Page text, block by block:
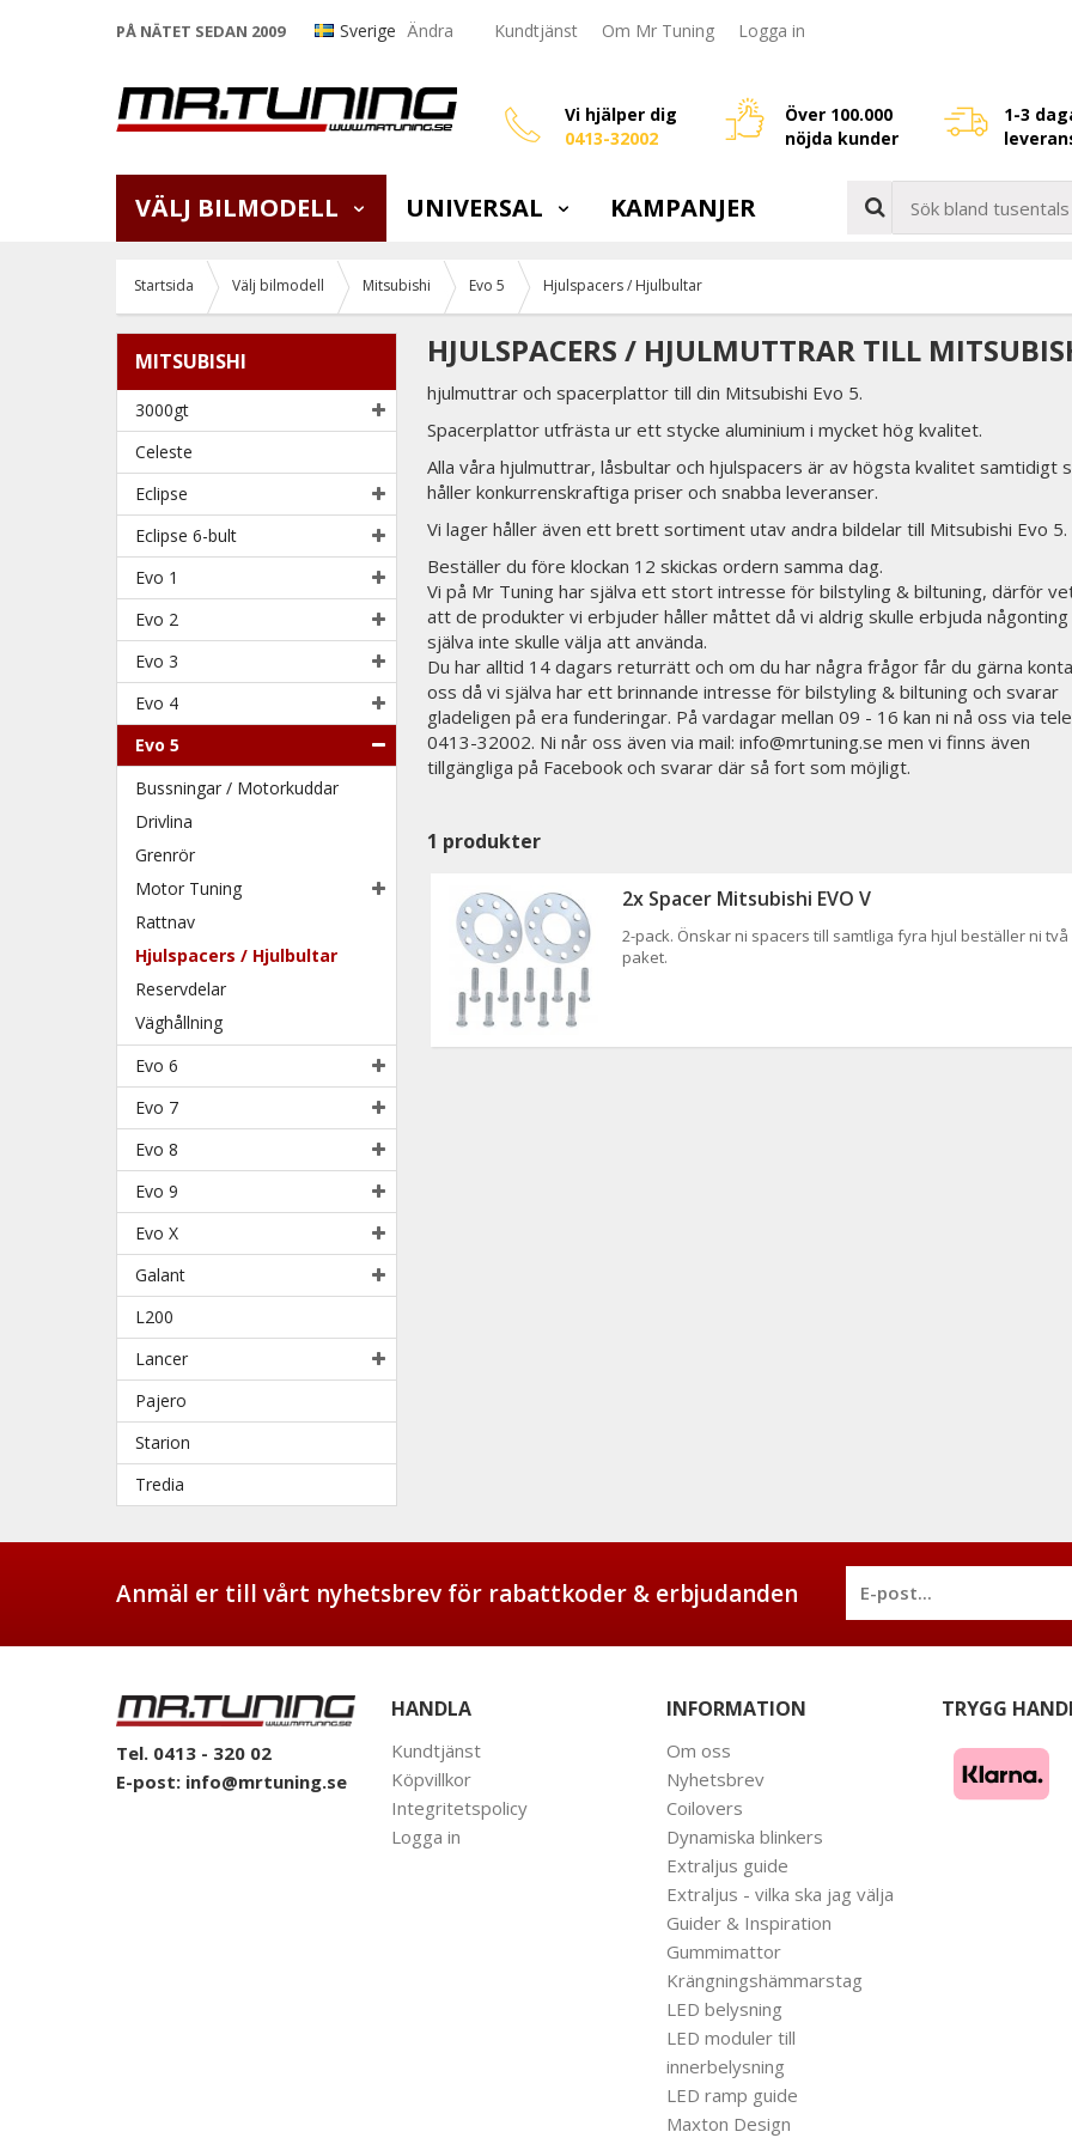
PÅ NÄTET SEDAN 2009 Sverige Ändra Kundtjänst Om Mr Tuning Logga in
Vi hjälper dig
0413-32002
Över 100.000
nöjda kunder
1-3
VÄLJ BILMODELL UNIVERSAL KAMPANJER
Startsida Välj bilmodell Mitsubishi Evo 5 Hjulspacers / Hjulbultar
MITSUBISHI
3000gt
Celeste
Eclipse
Eclipse 6-bult
Evo 1
Evo 2
Evo 3
Evo 4
Evo 5
Bussningar / Motorkuddar
Drivlina
Grenrör
Motor Tuning
Rattnav
Hjulspacers / Hjulbultar
Reservdelar
Väghållning
Evo 6
Evo 7
Evo 8
Evo 9
Evo X
Galant
L200
Lancer
Pajero
Starion
Tredia
HJULSPACERS / HJULMUTTRAR TILL
hjulmuttrar och spacerplattor till din Mitsubishi Evo 5.
Spacerplattor utfrästa ur ett stycke aluminium i mycket hög kvalitet.
Alla våra hjulmuttrar, låsbultar och hjulspacers är av högsta kvalitet samtidigt
håller konkurrenskraftiga priser och snabba leveranser.
Vi lager håller även ett brett sortiment utav andra bildelar till Mitsubishi Evo 5.
Beställer du före klockan 12 skickas ordern samma dag.
Vi på Mr Tuning har själva ett stort intresse för bilstyling & biltuning, därför
att de produkter vi erbjuder håller måttet då vi aldrig skulle erbjuda någonting
själva inte skulle välja att använda.
Du har alltid 14 dagars returrätt och om du har några frågor får du gärna
oss då vi själva har ett brinnande intresse för bilstyling & biltuning och svarar
gladeligen på era funderingar. På vardagar mellan 09 - 16 kan ni nå oss via
0413-32002. Ni når oss även via mail: info@mrtuning.se men vi finns även
tillgängliga på Facebook och svarar där så fort som möjligt.
1 produkter
2x Spacer Mitsubishi EVO V
2-pack. Önskar ni spacers till samtliga fyra hjul beställer ni två
paket.
Anmäl er till vårt nyhetsbrev för rabattkoder & erbjudanden
Tel. 0413 - 320 02
E-post: info@mrtuning.se
HANDLA
Kundtjänst
Köpvillkor
Integritetspolicy
Logga in
INFORMATION
Om oss
Nyhetsbrev
Coilovers
Dynamiska blinkers
Extraljus guide
Extraljus - vilka ska jag välja
Guider & Inspiration
Gummimattor
Krängningshämmarstag
LED belysning
LED moduler till
innerbelysning
LED ramp guide
Maxton Design
TRYGG